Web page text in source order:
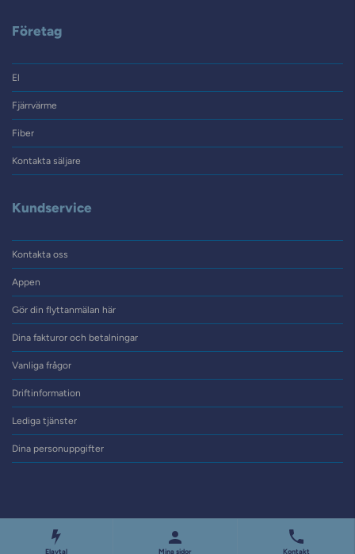
Företag
El
Fjärrvärme
Fiber
Kontakta säljare
Kundservice
Kontakta oss
Appen
Gör din flyttanmälan här
Dina fakturor och betalningar
Vanliga frågor
Driftinformation
Lediga tjänster
Dina personuppgifter
Elavtal Mina sidor Kontakt